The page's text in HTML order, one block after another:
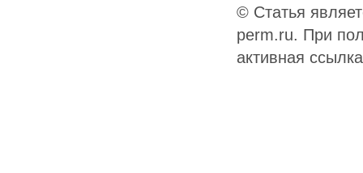
© Статья
perm.ru. При
активная